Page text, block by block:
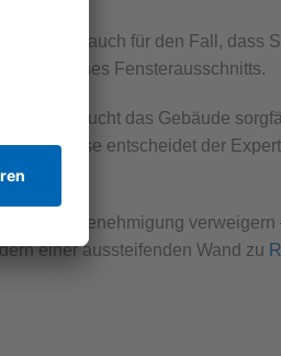
Das gilt auch für den Fall, dass
eines Fensterausschnitts.
untersucht das Gebäude
Ergebnisse entscheidet der
die Baugenehmigung verweigern
einer aussteifenden Wand zu